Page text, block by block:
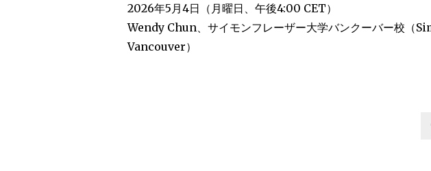
2026年5月4日（月曜日、午後4:00 CET）
Wendy Chun、サイモンフレーザー大学バンクーバー校（
Vancouver）